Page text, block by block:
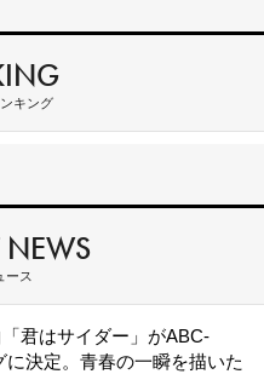
キング
NEWS
ース
君はサイダー」がABC-
決定。青春の一瞬を描いた